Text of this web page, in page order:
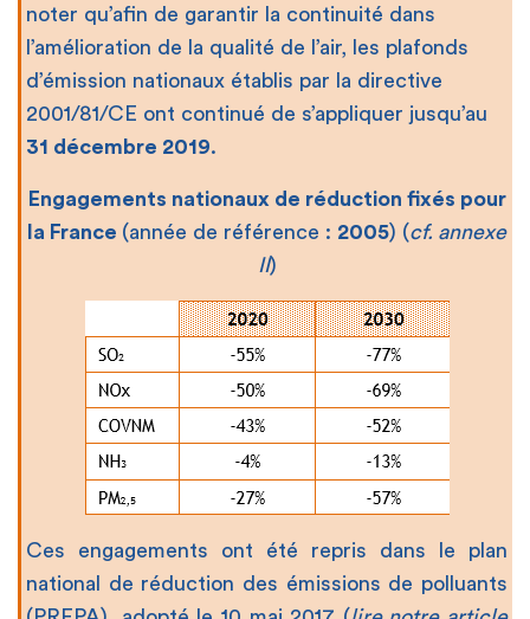
noter qu’afin de garantir la continuité dans
l’amélioration de la qualité de l’air, les plafonds
d’émission nationaux établis par la directive
2001/81/CE ont continué de s’appliquer jusqu’au
31 décembre 2019.
Engagements nationaux de réduction fixés pour
la France (année de référence : 2005) (cf. annexe
II)
Ces engagements ont été repris dans le plan
national de réduction des émissions de polluants